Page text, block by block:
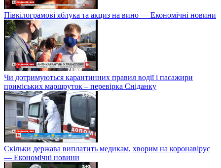
Півкілограмові яблука та акциз на вино — Економічні новини
Чи дотримуються карантинних правил водії і пасажири
приміських маршруток – перевірка Сніданку
Скільки держава виплатить медикам, хворим на коронавірус
— Економічні новини